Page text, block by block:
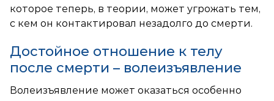
которое теперь, в теории, может угрожать тем,
с кем он контактировал незадолго до смерти.
Достойное отношение к телу
после смерти – волеизъявление
Волеизъявление может оказаться особенно